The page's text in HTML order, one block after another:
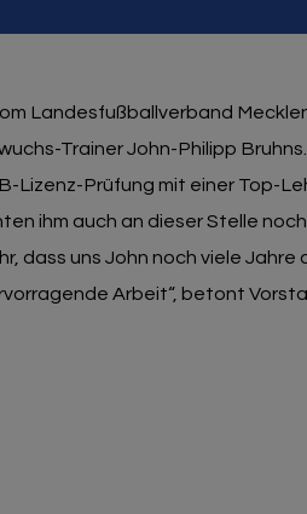
Landesfußballverband
Trainer John-Philipp
Lizenz-Prüfung mit einer Top-
ihm auch an dieser Stelle
dass uns John noch viele
Arbeit“, betont